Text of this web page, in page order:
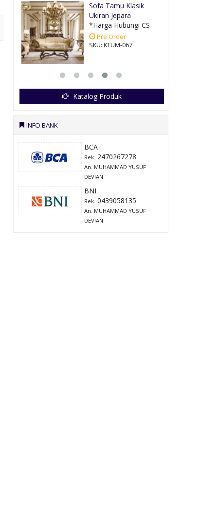
Kursi Tamu Syahrini
Ukir Jepar....
*Harga Hubungi CS
Pre Order
SKU: KTUM-049
Katalog Produk
INFO BANK
BCA
Rek. 2470267278
An. MUHAMMAD YUSUF
DEVIAN
BNI
Rek. 0439058135
An. MUHAMMAD YUSUF
DEVIAN